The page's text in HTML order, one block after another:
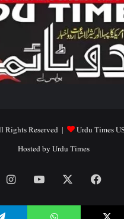
Urdu Times
Hosted byUrdu Times
Facebook
YouTube